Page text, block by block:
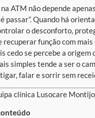
ATM não depende
passar”. Quando há
o desconforto,
recuperar função com mais
cedo se percebe a origem
simples tende a ser o
falar e sorrir sem
clínica Lusocare